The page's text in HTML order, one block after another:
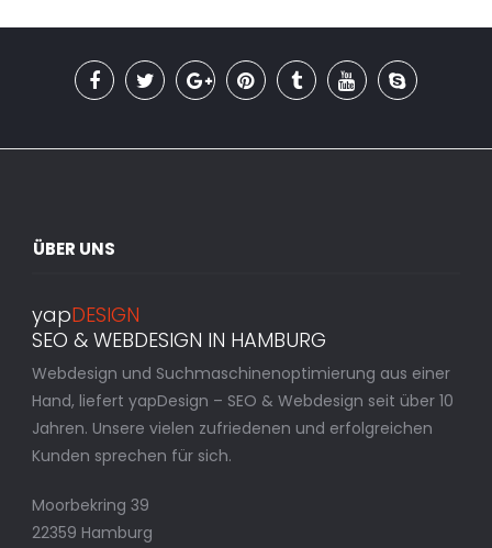
ÜBER UNS
yapDESIGN
SEO & WEBDESIGN IN HAMBURG
Webdesign und Suchmaschinenoptimierung aus einer
Hand, liefert yapDesign – SEO & Webdesign seit über 10
Jahren. Unsere vielen zufriedenen und erfolgreichen
Kunden sprechen für sich.
Moorbekring 39
22359 Hamburg